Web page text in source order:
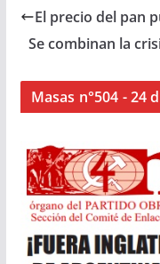
El precio del pan
Se combinan la
Masas n°504 - 24